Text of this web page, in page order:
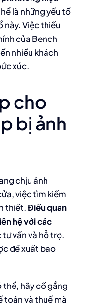
là những yếu tố
này. Việc thiếu
của Bench
nhiều khách
xúc.
cho
bị ảnh
chịu ảnh
việc tìm kiếm
thiết.Điều quan
hệ với các
vấn và hỗ trợ.
đề xuất bao
thể, hãy cố gắng
toán và thuế mà